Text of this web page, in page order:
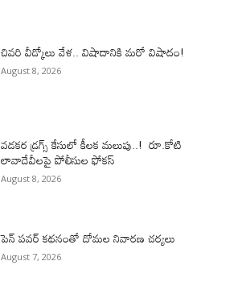
చివరి వీడ్కోలు వేళ.. విషాదానికి మరో విషాదం!
August 8, 2026
వడకర డ్రగ్స్ కేసులో కీలక మలుపు..! రూ.కోటి
లావాదేవీలపై పోలీసుల ఫోకస్‌
August 8, 2026
పెన్ పవర్ కథనంతో దోమల నివారణ చర్యలు
August 7, 2026